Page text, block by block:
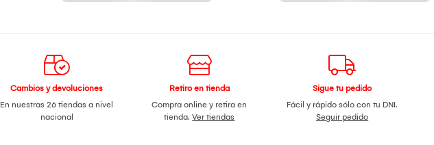
Cambios y devoluciones
En nuestras 26 tiendas a nivel
nacional
Retiro en tienda
Compra online y retira en
tienda.Ver tiendas
Sigue tu pedido
Fácil y rápido sólo con tu DNI.
Seguir pedido